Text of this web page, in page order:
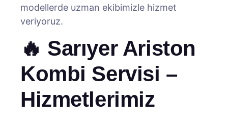
modellerde uzman ekibimizle hizmet
veriyoruz.
🔥 Sarıyer Ariston
Kombi Servisi –
Hizmetlerimiz